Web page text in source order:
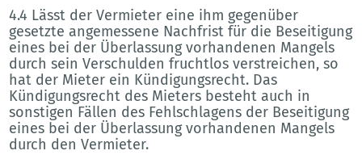
4.4 Lässt der Vermieter eine ihm gegenüber
gesetzte angemessene Nachfrist für die Beseitigung
eines bei der Überlassung vorhandenen Mangels
durch sein Verschulden fruchtlos verstreichen, so
hat der Mieter ein Kündigungsrecht. Das
Kündigungsrecht des Mieters besteht auch in
sonstigen Fällen des Fehlschlagens der Beseitigung
eines bei der Überlassung vorhandenen Mangels
durch den Vermieter.